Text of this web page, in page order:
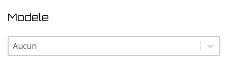
Modele
Modele
Modele